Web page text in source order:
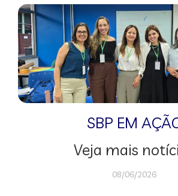
SBP EM
Veja mais
08/06/2026